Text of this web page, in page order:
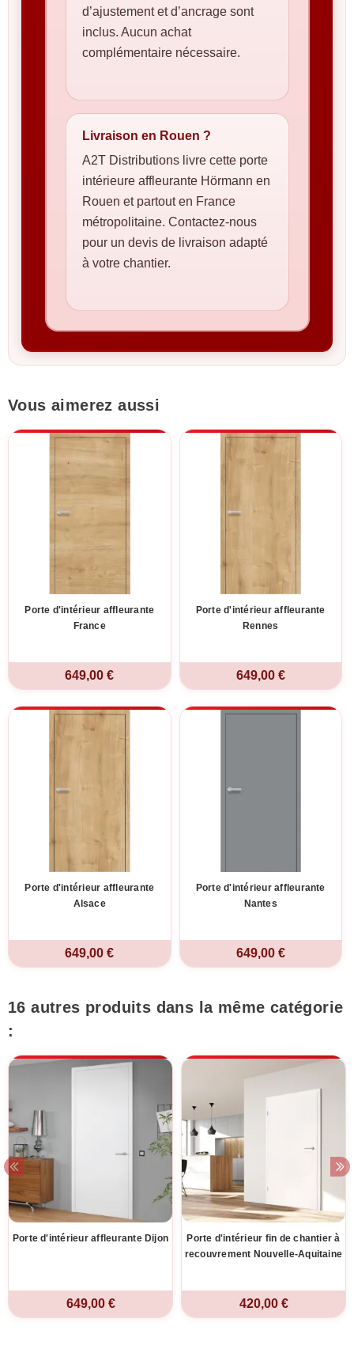
d’ajustement et d’ancrage sont
inclus. Aucun achat
complémentaire nécessaire.
Livraison en Rouen ?
A2T Distributions livre cette porte
intérieure affleurante Hörmann en
Rouen et partout en France
métropolitaine. Contactez-nous
pour un devis de livraison adapté
à votre chantier.
Vous aimerez aussi
Porte d'intérieur affleurante
France
649,00 €
Porte d'intérieur affleurante
Rennes
649,00 €
Porte d'intérieur affleurante
Alsace
649,00 €
Porte d'intérieur affleurante
Nantes
649,00 €
16 autres produits dans la même catégorie
:
Porte d'intérieur affleurante Dijon
649,00 €
Porte d'intérieur fin de chantier à
recouvrement Nouvelle-Aquitaine
420,00 €